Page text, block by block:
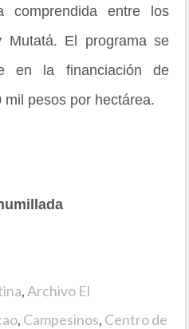
comprendida entre los
Mutatá. El programa se
en la financiación de
pesos por hectárea.
,Archivo El
, Campesinos, Centro de